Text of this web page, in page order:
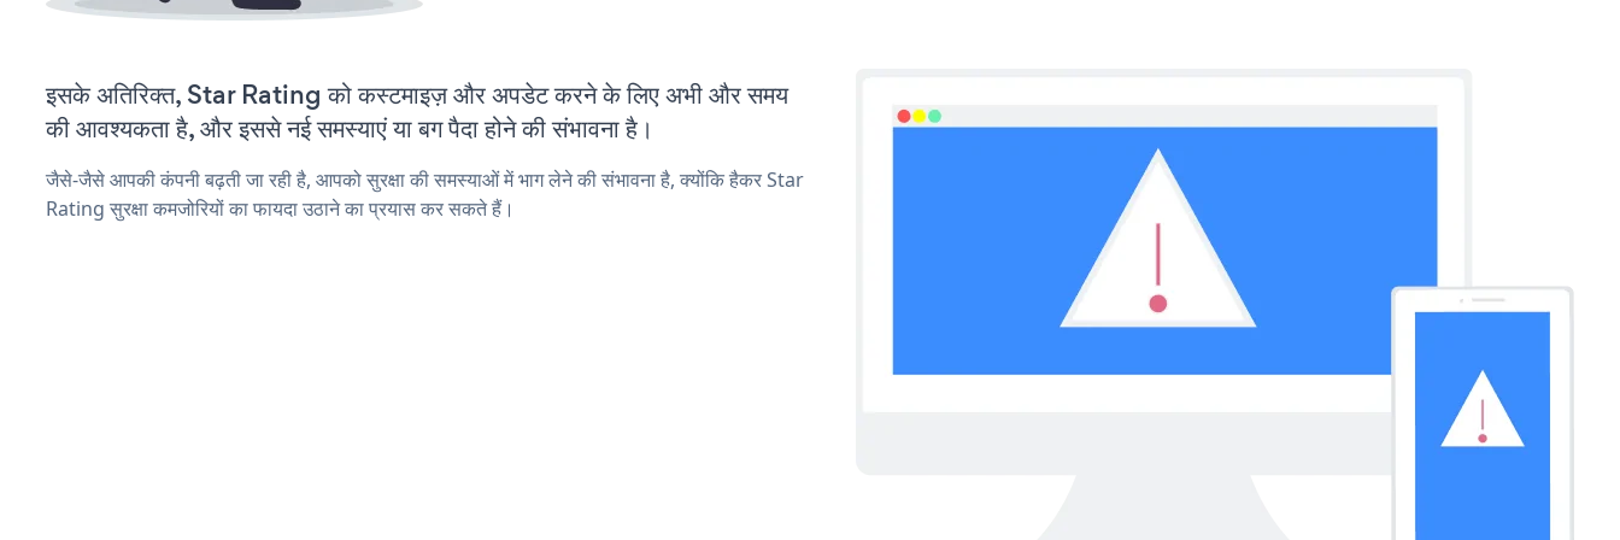
इसके अतिरिक्त, Star Rating को कस्टमाइज़ और अपडेट करने के लिए अभी और समय
की आवश्यकता है, और इससे नई समस्याएं या बग पैदा होने की संभावना है।
जैसे-जैसे आपकी कंपनी बढ़ती जा रही है, आपको सुरक्षा की समस्याओं में भाग लेने की संभावना है, क्योंकि हैकर Star
Rating सुरक्षा कमजोरियों का फायदा उठाने का प्रयास कर सकते हैं।